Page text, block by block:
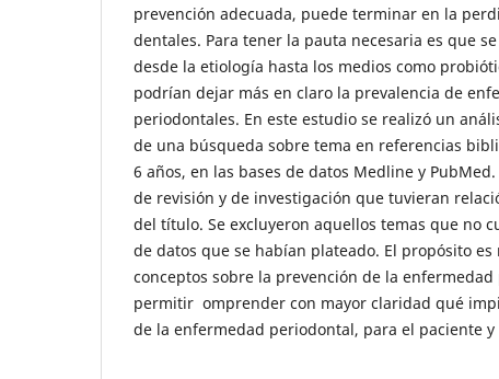
prevención adecuada, puede terminar en la
dentales. Para tener la pauta necesaria es que
desde la etiología hasta los medios como
podrían dejar más en claro la prevalencia de
periodontales. En este estudio se realizó un
de una búsqueda sobre tema en referencias
6 años, en las bases de datos Medline y
de revisión y de investigación que tuvieran
del título. Se excluyeron aquellos temas que no
de datos que se habían plateado. El propósito
conceptos sobre la prevención de la
permitir omprender con mayor claridad qué
de la enfermedad periodontal, para el paciente